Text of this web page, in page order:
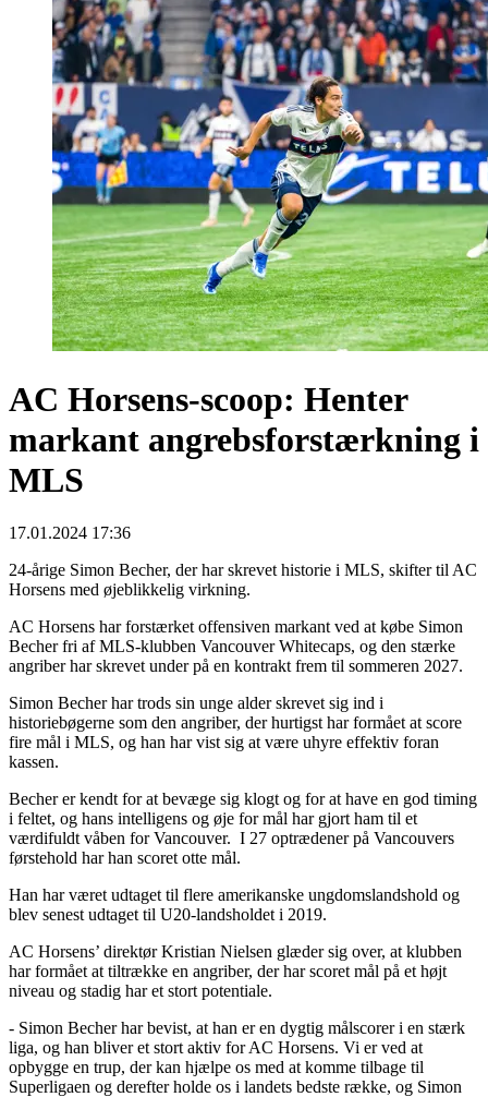
AC Horsens-scoop: Henter
markant angrebsforstærkning i
MLS
17.01.2024 17:36
24-årige Simon Becher, der har skrevet historie i MLS, skifter til AC
Horsens med øjeblikkelig virkning.
AC Horsens har forstærket offensiven markant ved at købe Simon
Becher fri af MLS-klubben Vancouver Whitecaps, og den stærke
angriber har skrevet under på en kontrakt frem til sommeren 2027.
Simon Becher har trods sin unge alder skrevet sig ind i
historiebøgerne som den angriber, der hurtigst har formået at score
fire mål i MLS, og han har vist sig at være uhyre effektiv foran
kassen.
Becher er kendt for at bevæge sig klogt og for at have en god timing
i feltet, og hans intelligens og øje for mål har gjort ham til et
værdifuldt våben for Vancouver. I 27 optrædener på Vancouvers
førstehold har han scoret otte mål.
Han har været udtaget til flere amerikanske ungdomslandshold og
blev senest udtaget til U20-landsholdet i 2019.
AC Horsens’ direktør Kristian Nielsen glæder sig over, at klubben
har formået at tiltrække en angriber, der har scoret mål på et højt
niveau og stadig har et stort potentiale.
- Simon Becher har bevist, at han er en dygtig målscorer i en stærk
liga, og han bliver et stort aktiv for AC Horsens. Vi er ved at
opbygge en trup, der kan hjælpe os med at komme tilbage til
Superligaen og derefter holde os i landets bedste række, og Simon